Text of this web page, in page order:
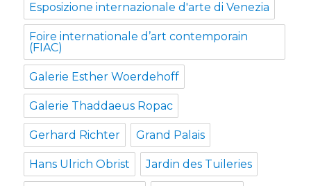
Esposizione internazionale d'arte di Venezia
Foire internationale d’art contemporain
(FIAC)
Galerie Esther Woerdehoff
Galerie Thaddaeus Ropac
Gerhard Richter Grand Palais
Hans Ulrich Obrist Jardin des Tuileries